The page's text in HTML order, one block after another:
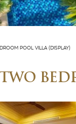
POOL VILLA (DISPLAY)